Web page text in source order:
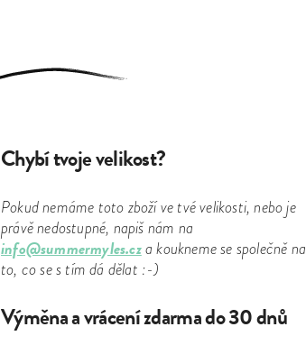
Chybí tvoje velikost?
Pokud nemáme toto zboží ve tvé velikosti, nebo je
právě nedostupné, napiš nám na
info@summermyles.cza koukneme se společně na
to, co se s tím dá dělat :-)
Výměna a vrácení zdarma do 30 dnů